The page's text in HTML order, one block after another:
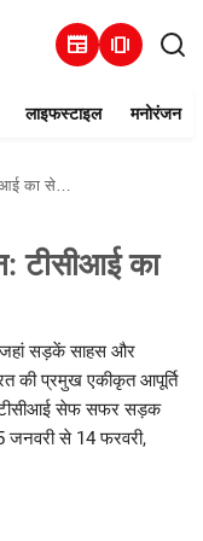
newspaper amp_stories
लाइफस्टाइल मनोरंजन
सुरक्षा माह में
टीसीआई का
जहां सड़कें साहस और
की प्रमुख एकीकृत आपूर्ति
टीसीआई सेफ सफर सड़क
जनवरी से 14 फरवरी,
Figure • 30 Mar,